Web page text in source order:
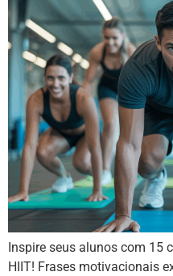
Inspire seus alunos com 15
HIIT! Frases motivacionais